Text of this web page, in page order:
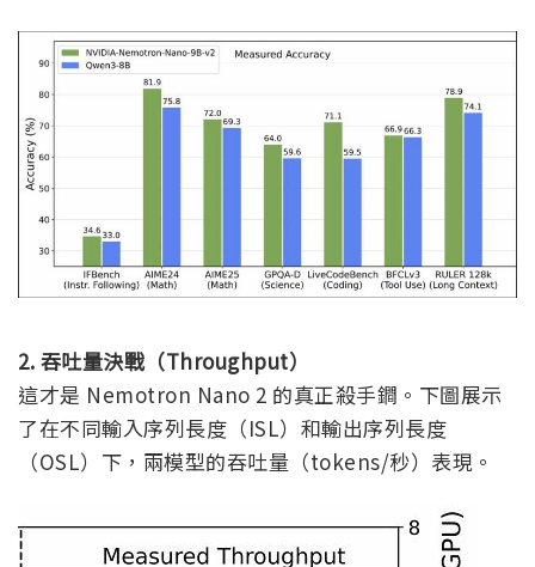
2. 吞吐量決戰（Throughput）
這才是 Nemotron Nano 2 的真正殺手鐧。下圖展示
了在不同輸入序列長度（ISL）和輸出序列長度
（OSL）下，兩模型的吞吐量（tokens/秒）表現。